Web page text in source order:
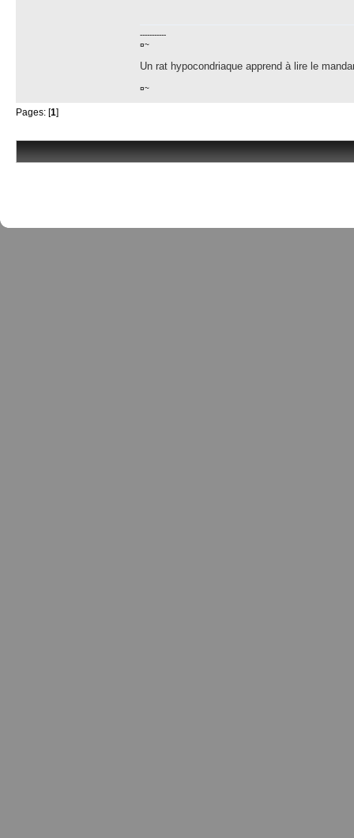
-----------
¤~
Un rat hypocondriaque apprend à lire le
¤~
Pages: [1]